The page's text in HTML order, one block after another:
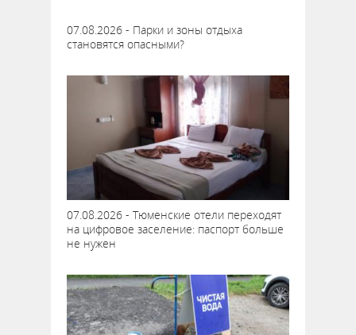
07.08.2026 - Парки и зоны отдыха
становятся опасными?
07.08.2026 - Тюменские отели переходят
на цифровое заселение: паспорт больше
не нужен